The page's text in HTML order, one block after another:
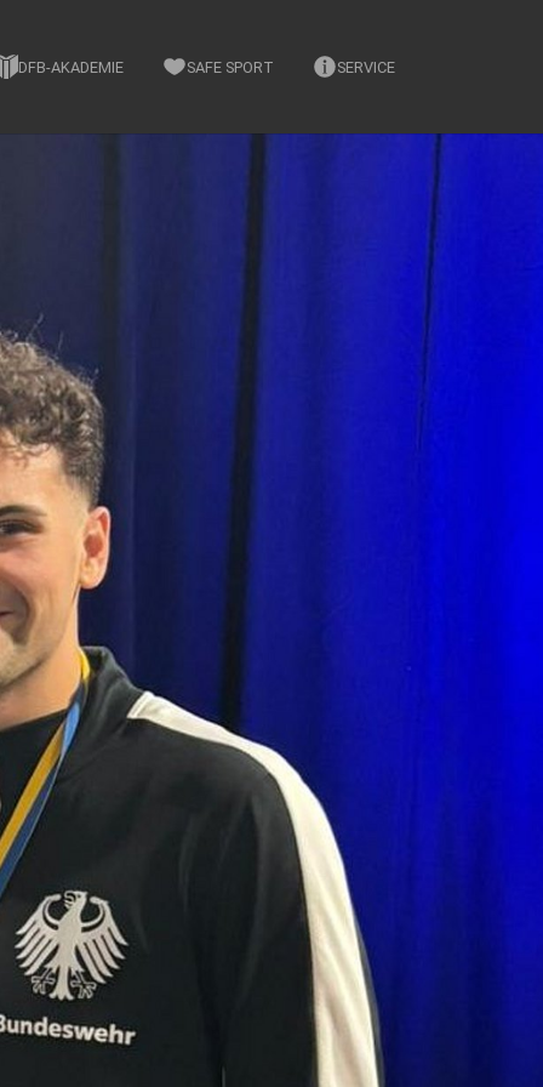
DFB-AKADEMIE SAFE SPORT SERVICE